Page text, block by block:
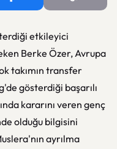
etkileyici
Berke Özer, Avrupa
takımın transfer
gösterdiği başarılı
kararını veren genç
olduğu bilgisini
ayrılma